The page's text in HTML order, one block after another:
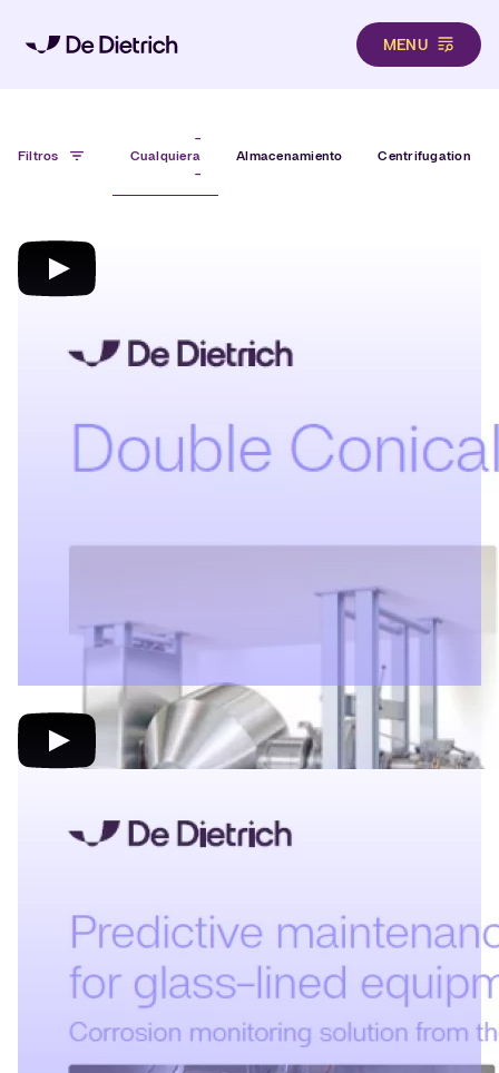
MENU
Filtros
-
Cualquiera
-
Almacenamiento Centrifugation